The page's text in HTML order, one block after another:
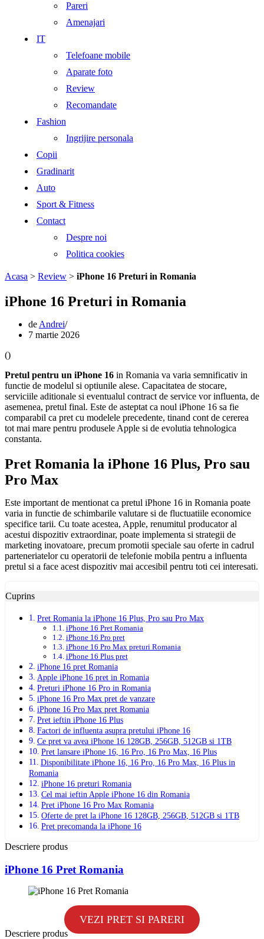
Pareri
Amenajari
IT
Telefoane mobile
Aparate foto
Review
Recomandate
Fashion
Ingrijire personala
Copii
Gradinarit
Auto
Sport & Fitness
Contact
Despre noi
Politica cookies
Acasa > Review > iPhone 16 Preturi in Romania
iPhone 16 Preturi in Romania
de Andrei
7 martie 2026
()
Pretul pentru un iPhone 16 in Romania va varia semnificativ in
functie de modelul si optiunile alese. Capacitatea de stocare,
serviciile aditionale si eventualul contract de service vor influenta, de
asemenea, pretul final. Este de asteptat ca noul iPhone 16 sa fie
comparabil ca pret cu modelele precedente, tinand cont de cererea
tot mai mare pentru produsele Apple si de evolutia tehnologica
constanta.
Pret Romania la iPhone 16 Plus, Pro sau
Pro Max
Este important de mentionat ca pretul iPhone 16 in Romania poate
varia in functie de schimbarile valutare si de fluctuatiile economice
specifice tarii. Cu toate acestea, Apple, renumitul producator al
acestui dispozitiv extraordinar, poate implementa si strategii de
marketing inovatoare, precum promotii speciale sau oferte in cadrul
parteneriatelor cu operatorii de telefonie mobila pentru a influenta
pretul si a face acest dispozitiv mai accesibil pentru toti cei interesati.
Cuprins
Pret Romania la iPhone 16 Plus, Pro sau Pro Max
iPhone 16 Pret Romania
iPhone 16 Pro pret
iPhone 16 Pro Max preturi Romania
iPhone 16 Plus pret
iPhone 16 pret Romania
Apple iPhone 16 pret in Romania
Preturi iPhone 16 Pro in Romania
iPhone 16 Pro Max pret de vanzare
iPhone 16 Pro Max pret Romania
Pret ieftin iPhone 16 Plus
Factori de influenta asupra pretului iPhone 16
Ce pret va avea iPhone 16 128GB, 256GB, 512GB si 1TB
Pret lansare iPhone 16, 16 Pro, 16 Pro Max, 16 Plus
Disponibilitate iPhone 16, 16 Pro, 16 Pro Max, 16 Plus in
Romania
iPhone 16 preturi Romania
Cel mai ieftin Apple iPhone 16 din Romania
Pret iPhone 16 Pro Max Romania
Oferte de pret la iPhone 16 128GB, 256GB, 512GB si 1TB
Pret precomanda la iPhone 16
Descriere produs
iPhone 16 Pret Romania
VEZI PRET SI PARERI
Descriere produs